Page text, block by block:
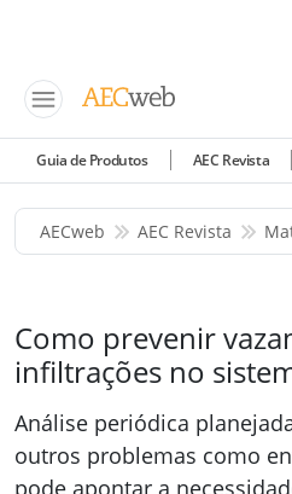
Guia de Produtos AEC Revista
AECweb AEC Revista
Como prevenir
infiltrações no
Análise periódica
outros problemas como
pode apontar a